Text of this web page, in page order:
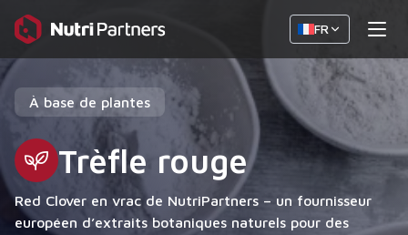
FR
À base de plantes
Trèfle rouge
Red Clover en vrac de NutriPartners – un fournisseur
européen d’extraits botaniques naturels pour des